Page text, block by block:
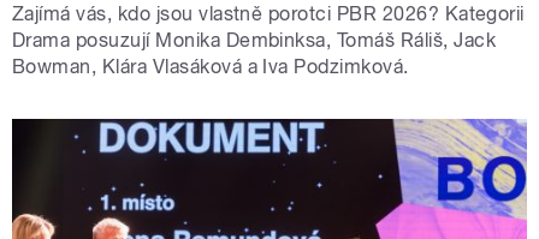
Zajímá vás, kdo jsou vlastně porotci PBR 2026? Kategorii
Drama posuzují Monika Dembinksa, Tomáš Ráliš, Jack
Bowman, Klára Vlasáková a Iva Podzimková.